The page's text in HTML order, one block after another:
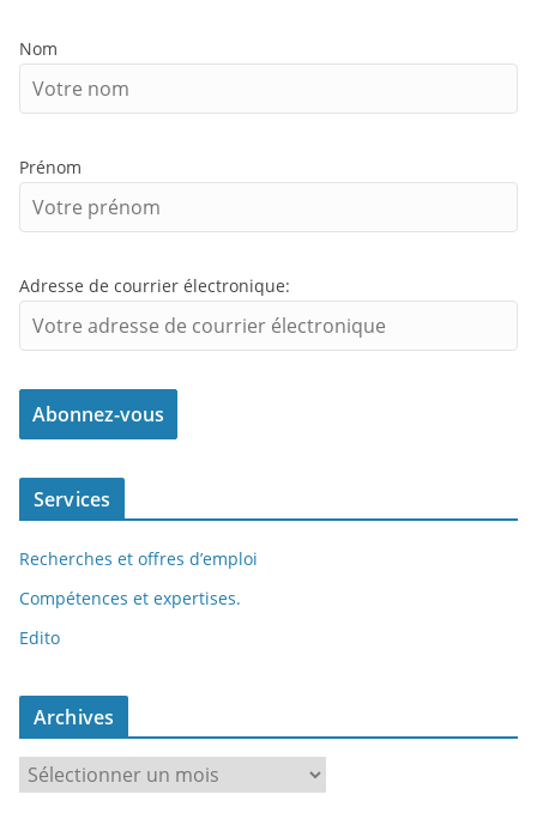
Nom
Prénom
Adresse de courrier électronique:
Services
Recherches et offres d’emploi
Compétences et expertises.
Edito
Archives
r